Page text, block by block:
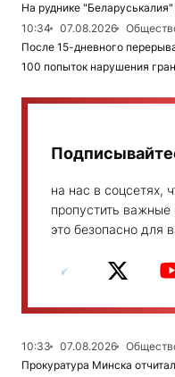
На руднике
10:34
07.08.2026
После 15-дневного
100 попыток нарушения
на нас в соцсетях,
пропустить важные
это безопасно для
10:33 07.08.2026
Прокуратура Минска